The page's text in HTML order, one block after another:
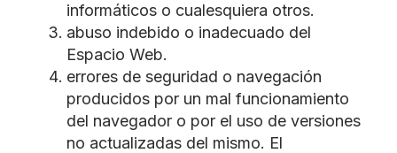
informáticos o cualesquiera otros.
abuso indebido o inadecuado del
Espacio Web.
errores de seguridad o navegación
producidos por un mal funcionamiento
del navegador o por el uso de versiones
no actualizadas del mismo. El